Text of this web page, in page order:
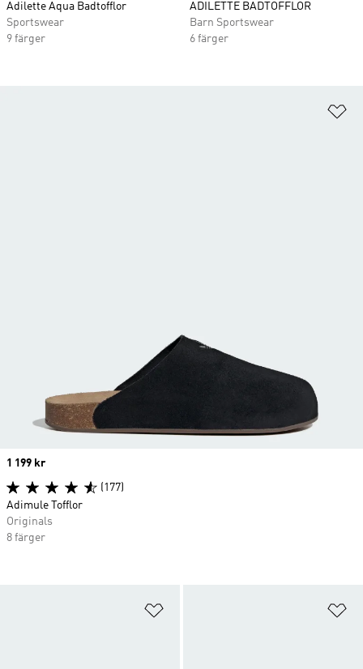
Adilette Aqua Badtofflor
Sportswear
9 färger
ADILETTE BADTOFFLOR
Barn Sportswear
6 färger
Price
1 199 kr
(177)
Adimule Tofflor
Originals
8 färger